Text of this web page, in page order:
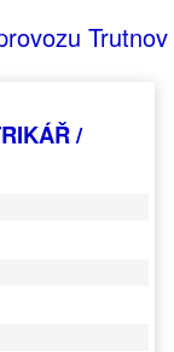
Trutnov
/